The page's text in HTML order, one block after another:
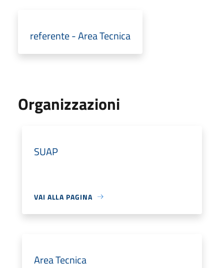
referente - Area Tecnica
Organizzazioni
SUAP
VAI ALLA PAGINA
Area Tecnica